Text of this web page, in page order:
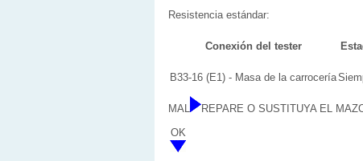
Resistencia estándar:
Conexión del tester
B33-16 (E1) - Masa de la carrocería
MAL
REPARE O SUSTITUYA EL
OK